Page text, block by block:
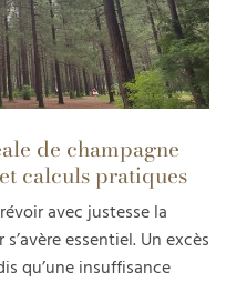
de champagne
calculs pratiques
avec justesse la
essentiel. Un excès
qu’une insuffisance